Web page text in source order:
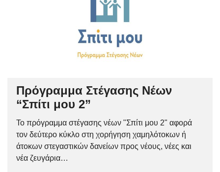
Πρόγραμμα Στέγασης Νέων
“Σπίτι μου 2”
Το πρόγραμμα στέγασης νέων "Σπίτι μου 2" αφορά
τον δεύτερο κύκλο στη χορήγηση χαμηλότοκων ή
άτοκων στεγαστικών δανείων προς νέους, νέες και
νέα ζευγάρια…